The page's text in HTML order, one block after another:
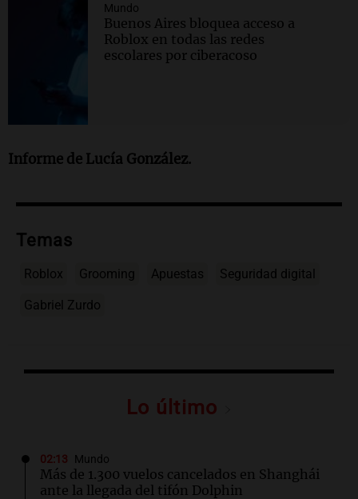
Mundo
Buenos Aires bloquea acceso a
Roblox en todas las redes
escolares por ciberacoso
Informe de Lucía González.
Temas
Roblox Grooming Apuestas Seguridad digital
Gabriel Zurdo
Lo último
02:13 Mundo
Más de 1.300 vuelos cancelados en Shanghái
ante la llegada del tifón Dolphin